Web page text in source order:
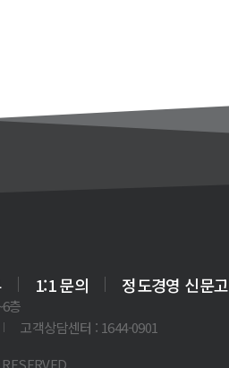
1:1 문의 정도경영 신문고
층
고객상담센터 : 1644-0901